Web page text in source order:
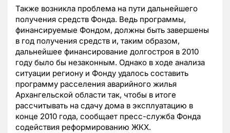
Также возникла проблема на пути дальнейшего
получения средств Фонда. Ведь программы,
финансируемые Фондом, должны быть завершены
в год получения средств и, таким образом,
дальнейшее финансирование долгостроя в 2010
году было бы незаконным. Однако в ходе анализа
ситуации региону и Фонду удалось составить
программу расселения аварийного жилья
Архангельской области так, чтобы в итоге
рассчитывать на сдачу дома в эксплуатацию в
конце 2010 года, сообщает пресс-служба Фонда
содействия реформированию ЖКХ.